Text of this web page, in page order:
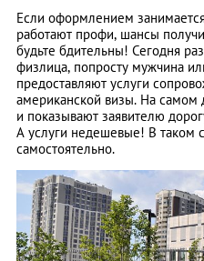
Если оформлением
работают профи, шансы
будьте бдительны! Сегодня
физлица, попросту мужчина
предоставляют услуги
американской визы. На самом
и показывают заявителю
А услуги недешевые! В таком
самостоятельно.